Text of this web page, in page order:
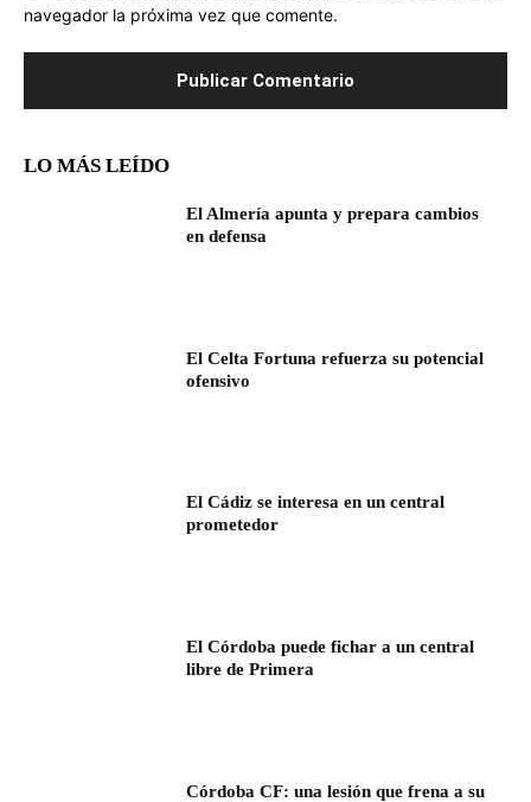
navegador la próxima vez que comente.
LO MÁS LEÍDO
El Almería apunta y prepara cambios
en defensa
El Celta Fortuna refuerza su potencial
ofensivo
El Cádiz se interesa en un central
prometedor
El Córdoba puede fichar a un central
libre de Primera
Córdoba CF: una lesión que frena a su